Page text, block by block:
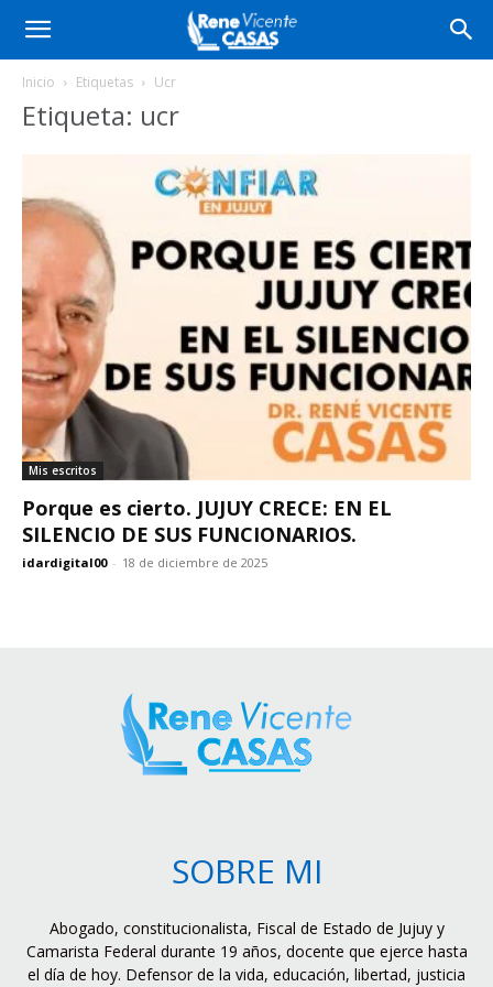
Inicio Etiquetas Ucr
Etiqueta: ucr
Mis escritos
Porque es cierto. JUJUY CRECE: EN EL
SILENCIO DE SUS FUNCIONARIOS.
idardigital00 - 18 de diciembre de 2025
SOBRE MI
Abogado, constitucionalista, Fiscal de Estado de Jujuy y
Camarista Federal durante 19 años, docente que ejerce hasta
el día de hoy. Defensor de la vida, educación, libertad, justicia